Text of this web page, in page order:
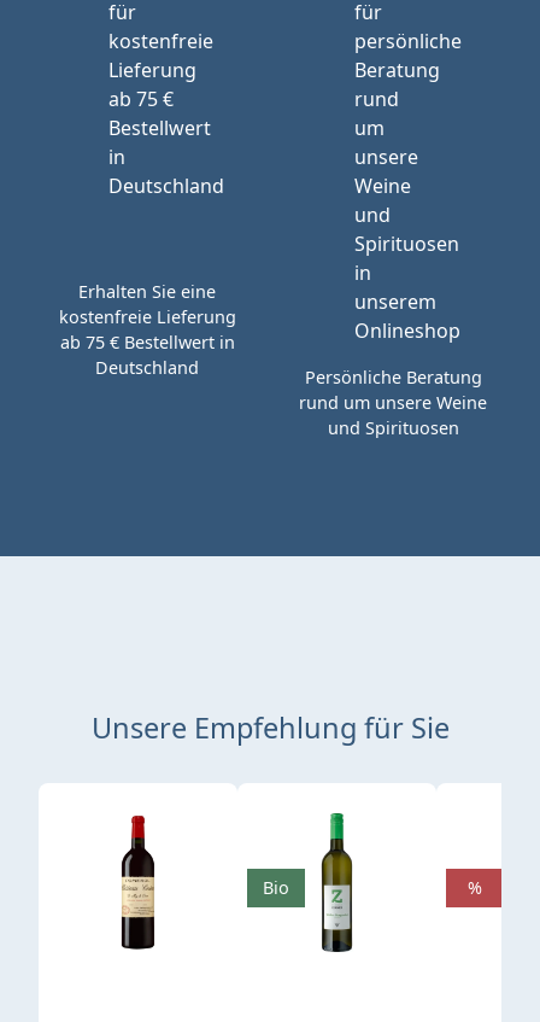
Erhalten Sie eine
kostenfreie Lieferung
ab 75 € Bestellwert in
Deutschland
Persönliche Beratung
rund um unsere Weine
und Spirituosen
Unsere Empfehlung für Sie
Produktgalerie überspringen
Bio %